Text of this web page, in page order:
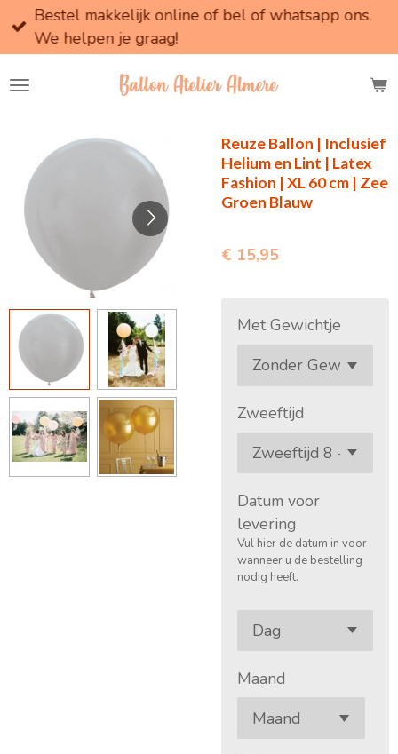
Ga
direct
de
Bestel makkelijk online of bel of whatsapp ons.
We helpen je graag!
Reuze Ballon | Inclusief
Helium en Lint | Latex
Fashion | XL 60 cm | Zee
Groen Blauw
€ 15,95
Met Gewichtje
Zweeftijd
Datum voor
levering
Vul hier de datum in voor
wanneer u de bestelling
nodig heeft.
Maand